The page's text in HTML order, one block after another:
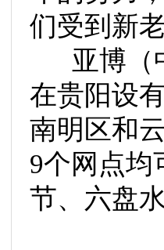
们受到新
亚博（
在贵阳设
南明区和
9个网点均
节、六